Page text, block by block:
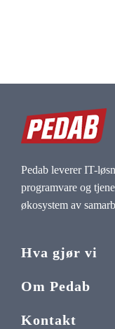
Pedab leverer IT-
programvare og
økosystem av
Hva gjør vi
Om Pedab
Kontakt